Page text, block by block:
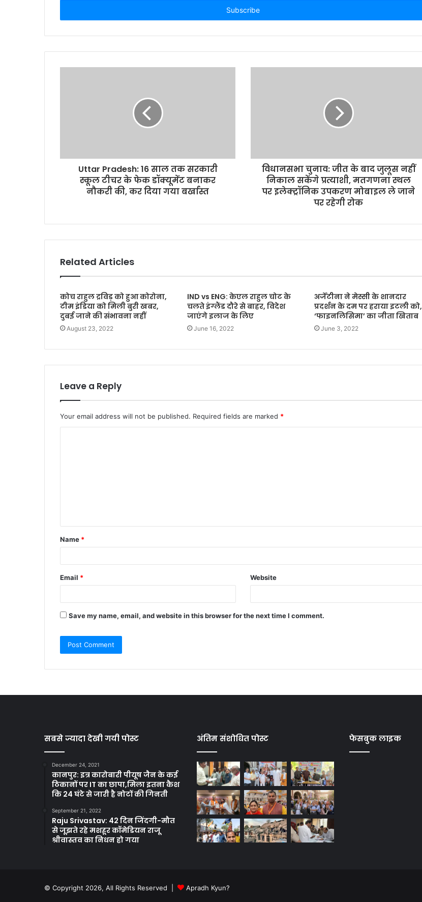
r
u
r
Uttar Pradesh: 16 साल तक सरकारी
स्‍कूल टीचर के फेक डॉक्यूमेंट बनाकर
नौकरी की, कर दिया गया बर्खास्त
विधानसभा चुनाव: जीत के बाद जुलूस नहीं
निकाल सकेंगे प्रत्याशी, मतगणना स्थल
पर इलेक्ट्रॉनिक उपकरण मोबाइल ले जाने
पर रहेगी रोक
Related Articles
कोच राहुल द्रविड़ को हुआ कोरोना,
टीम इंडिया को मिली बुरी खबर,
दुबई जाने की संभावना नहीं
August 23, 2022
IND vs ENG: केएल राहुल चोट के
चलते इंग्लैंड दौरे से बाहर, विदेश
जाएंगे इलाज के लिए
June 16, 2022
अर्जेंटीना ने मेस्सी के शानदार
प्रदर्शन के दम पर हराया इटली को,
‘फाइनलिसिमा’ का जीता खिताब
June 3, 2022
Leave a Reply
Your email address will not be published. Required fields are marked *
t
*
Name *
Email * Website
Save my name, email, and website in this browser for the next time I comment.
सबसे ज्यादा देखी गयी पोस्ट
December 24, 2021
कानपुर: इत्र कारोबारी पीयूष जैन के कई
ठिकानों पर IT का छापा,मिला इतना कैश
कि 24 घंटे से जारी है नोटों की गिनती
September 21, 2022
Raju Srivastav: 42 दिन जिंदगी-मौत
से जूझते रहे मशहूर कॉमेडियन राजू
श्रीवास्तव का निधन हो गया
अंतिम संशोधित पोस्ट फेसबुक लाइक
© Copyright 2026, All Rights Reserved | Apradh Kyun?